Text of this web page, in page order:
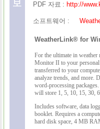
PDF 자료 : http://
소프트웨어 :
WeatherLink® for
For the ultimate in
Monitor II to your personal
transferred to your
analyze trends, and more.
word-processing
will store 1, 5, 10, 15, 30,
Includes software, data
booklet. Requires a
hard disk space, 4 MB